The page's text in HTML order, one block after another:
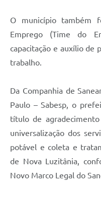
O município também
Emprego (Time do
capacitação e auxílio de
trabalho.
Da Companhia de
Paulo – Sabesp, o
título de
universalização dos
potável e coleta e
de Nova Luzitânia,
Novo Marco Legal do